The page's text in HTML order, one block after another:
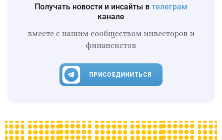
Получать новости и инсайты в телеграм
канале
вместе с нашим сообществом инвесторов и
финансистов
ПРИСОЕДИНИТЬСЯ